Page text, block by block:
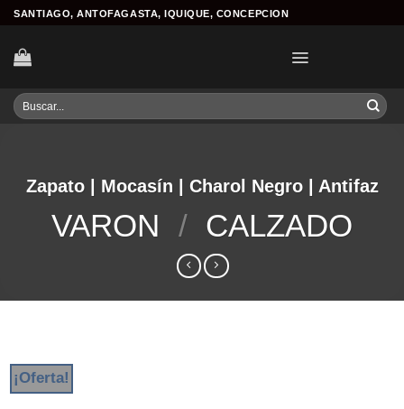
Skip
content
SANTIAGO, ANTOFAGASTA, IQUIQUE, CONCEPCION
Buscar
por:
Zapato | Mocasín | Charol Negro | Antifaz
VARON / CALZADO
¡Oferta!